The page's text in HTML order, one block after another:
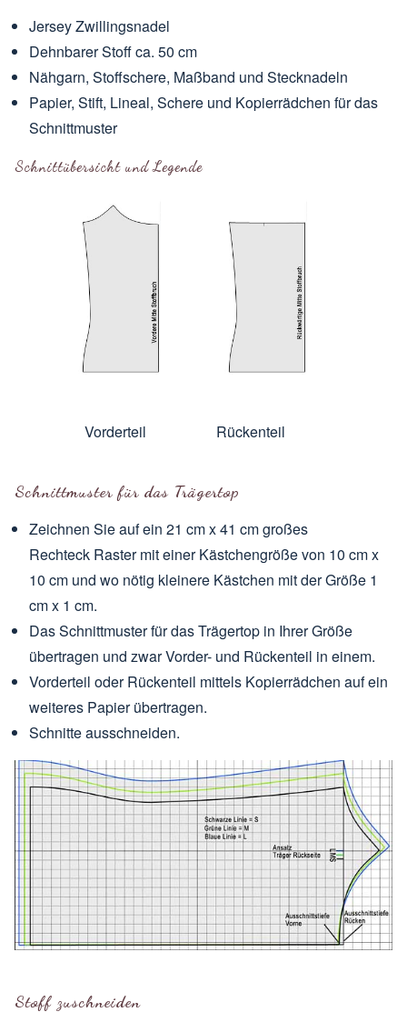
Jersey Zwillingsnadel
Dehnbarer Stoff ca. 50 cm
Nähgarn, Stoffschere, Maßband und Stecknadeln
Papier, Stift, Lineal, Schere und Kopierrädchen für das
Schnittmuster
Schnittübersicht und Legende
Vorderteil Rückenteil
Schnittmuster für das Trägertop
Zeichnen Sie auf ein 21 cm x 41 cm großes
Rechteck Raster mit einer Kästchengröße von 10 cm x
10 cm und wo nötig kleinere Kästchen mit der Größe 1
cm x 1 cm.
Das Schnittmuster für das Trägertop in Ihrer Größe
übertragen und zwar Vorder- und Rückenteil in einem.
Vorderteil oder Rückenteil mittels Kopierrädchen auf ein
weiteres Papier übertragen.
Schnitte ausschneiden.
Stoff zuschneiden